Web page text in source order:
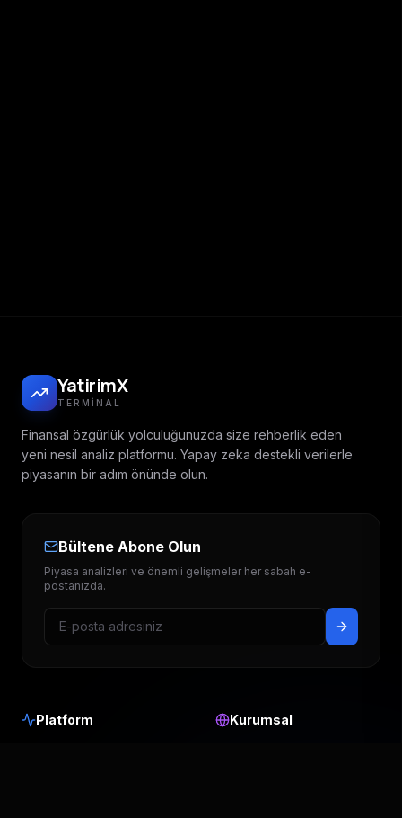
YatirimX
TERMINAL
Finansal özgürlük yolculuğunuzda size rehberlik eden
yeni nesil analiz platformu. Yapay zeka destekli verilerle
piyasanın bir adım önünde olun.
Bültene Abone Olun
Piyasa analizleri ve önemli gelişmeler her sabah e-
postanızda.
Platform Kurumsal